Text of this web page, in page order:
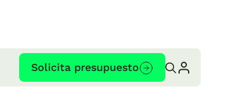
Solicita presupuesto